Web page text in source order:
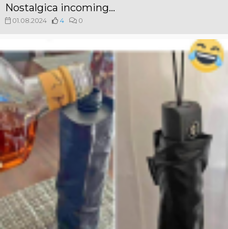
Nostalgica incoming...
01.08.2024 4 0